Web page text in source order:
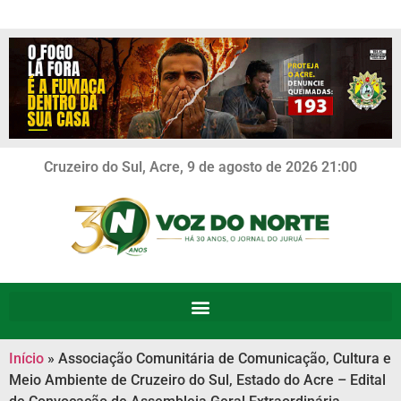
Cruzeiro do Sul, Acre, 9 de agosto de 2026 21:00
Início » Associação Comunitária de Comunicação, Cultura e
Meio Ambiente de Cruzeiro do Sul, Estado do Acre – Edital